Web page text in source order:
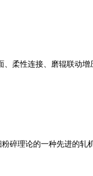
柔性连接、磨辊联动
碎理论的一种先进的轧